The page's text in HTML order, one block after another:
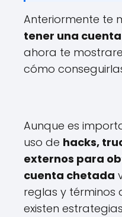
Anteriormente te
tener una
ahora te
cómo
Aunque es
uso de hacks,
externos para
cuenta chetada
reglas y términos
existen